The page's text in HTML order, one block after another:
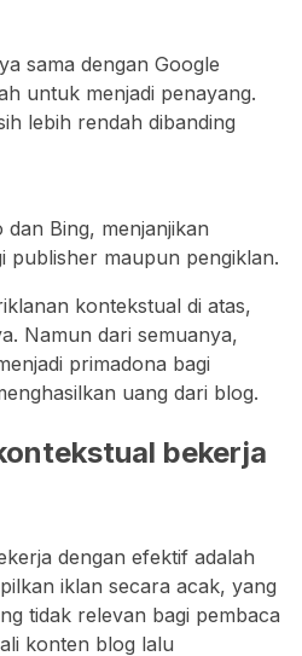
sama dengan Google
untuk menjadi penayang.
lebih rendah dibanding
dan Bing, menjanjikan
publisher maupun pengiklan.
kontekstual di atas,
Namun dari semuanya,
primadona bagi
uang dari blog.
bekerja
dengan efektif adalah
iklan secara acak, yang
tidak relevan bagi pembaca
konten blog lalu